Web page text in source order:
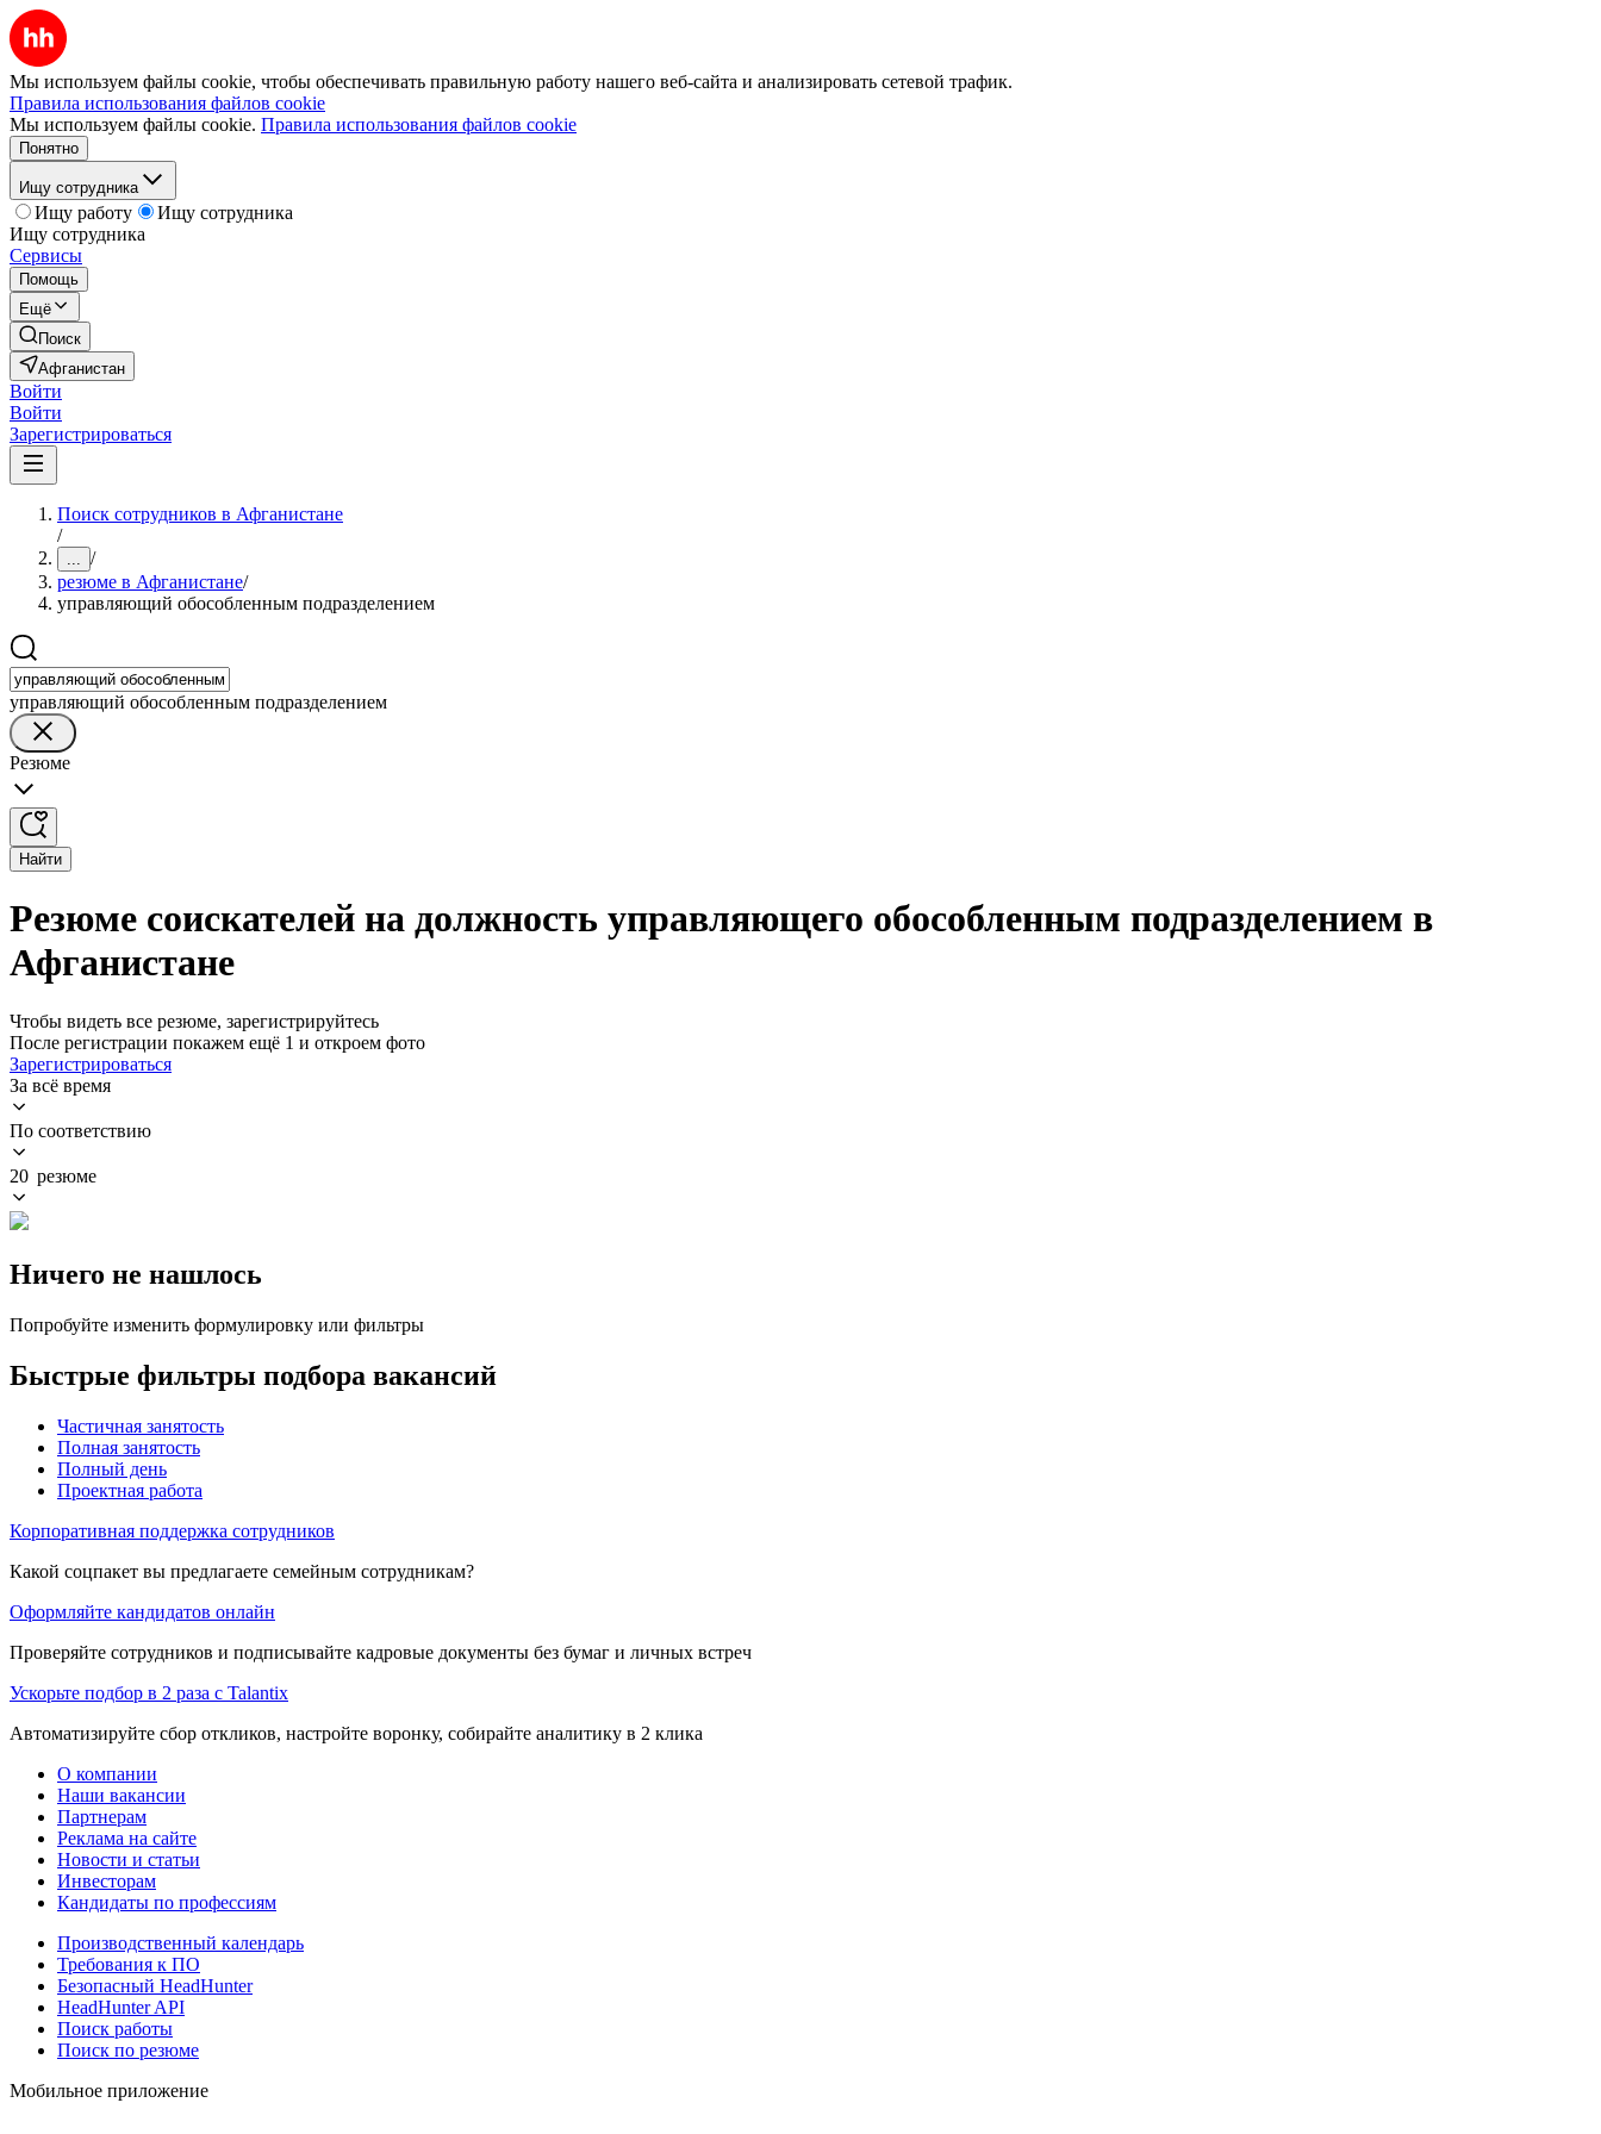
Мы используем файлы cookie, чтобы обеспечивать правильную работу нашего веб-сайта и анализировать сетевой трафик.
Правила использования файлов cookie
Мы используем файлы cookie. Правила использования файлов cookie
Понятно
Ищу сотрудника
Ищу работу
Ищу сотрудника
Ищу сотрудника
Сервисы
Помощь
Ещё
Поиск
Афганистан
Войти
Войти
Зарегистрироваться
Поиск сотрудников в Афганистане
/
... /
резюме в Афганистане/
управляющий обособленным подразделением
управляющий обособленным подразделением
Резюме
Найти
Резюме соискателей на должность управляющего обособленным подразделением в
Афганистане
Чтобы видеть все резюме, зарегистрируйтесь
После регистрации покажем ещё 1 и откроем фото
Зарегистрироваться
За всё время
По соответствию
20 резюме
Ничего не нашлось
Попробуйте изменить формулировку или фильтры
Быстрые фильтры подбора вакансий
Частичная занятость
Полная занятость
Полный день
Проектная работа
Корпоративная поддержка сотрудников
Какой соцпакет вы предлагаете семейным сотрудникам?
Оформляйте кандидатов онлайн
Проверяйте сотрудников и подписывайте кадровые документы без бумаг и личных встреч
Ускорьте подбор в 2 раза с Talantix
Автоматизируйте сбор откликов, настройте воронку, собирайте аналитику в 2 клика
О компании
Наши вакансии
Партнерам
Реклама на сайте
Новости и статьи
Инвесторам
Кандидаты по профессиям
Производственный календарь
Требования к ПО
Безопасный HeadHunter
HeadHunter API
Поиск работы
Поиск по резюме
Мобильное приложение